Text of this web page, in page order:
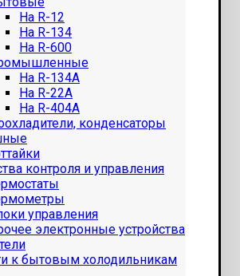
На R-12
На R-134
На R-600
На R-134A
На R-22A
На R-404A
конденсаторы
контроля и управления
управления
электронные устройства
к бытовым холодильникам